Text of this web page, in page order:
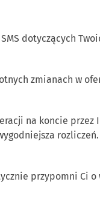
dotyczących
zmianach w
na koncie
przypomni Ci o